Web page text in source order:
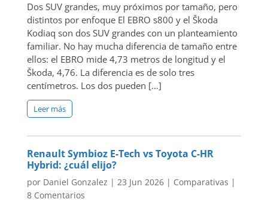
Dos SUV grandes, muy próximos por tamaño, pero
distintos por enfoque El EBRO s800 y el Škoda
Kodiaq son dos SUV grandes con un planteamiento
familiar. No hay mucha diferencia de tamaño entre
ellos: el EBRO mide 4,73 metros de longitud y el
Škoda, 4,76. La diferencia es de solo tres
centímetros. Los dos pueden […]
Leer más
Renault Symbioz E-Tech vs Toyota C-HR
Hybrid: ¿cuál elijo?
por Daniel Gonzalez | 23 Jun 2026| Comparativas |
8 Comentarios